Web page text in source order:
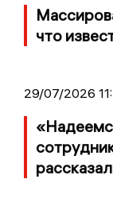
что
29/07/2026